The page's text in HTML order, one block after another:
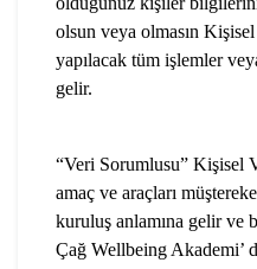
olsun veya olmasın
yapılacak tüm işlemler
gelir.
“Veri Sorumlusu” Kişisel
amaç ve araçları
kuruluş anlamına gelir ve
Çağ Wellbeing Akademi’